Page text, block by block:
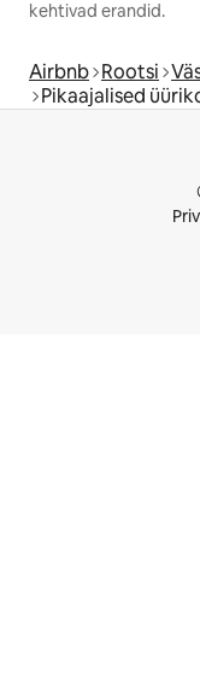
kehtivad erandid.
Airbnb Rootsi
Pikaajalised